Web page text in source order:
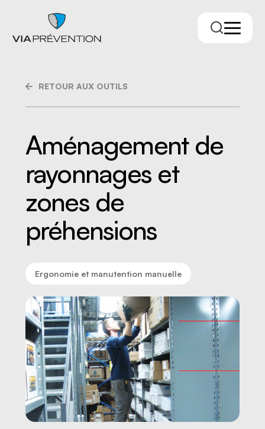
Trouver votre conseiller.ère
RETOUR AUX OUTILS
Aménagement de
rayonnages et
zones de
préhensions
Ergonomie et manutention manuelle